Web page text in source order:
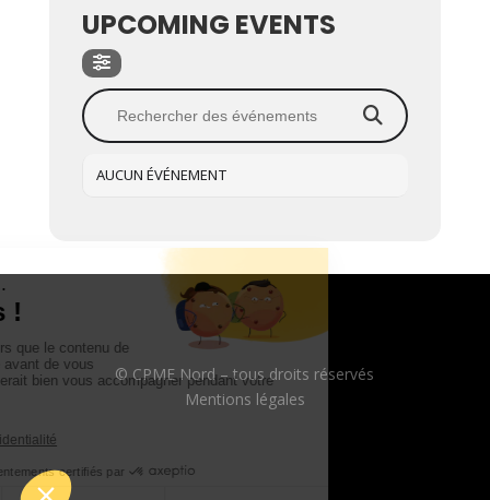
UPCOMING EVENTS
AUCUN ÉVÉNEMENT
© CPME Nord – tous droits réservés
Mentions légales